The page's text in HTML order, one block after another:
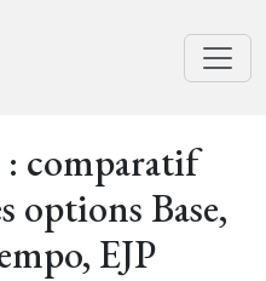
comparatif
options Base,
EJP